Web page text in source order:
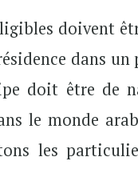
doivent
dans
doit être de
le monde
les